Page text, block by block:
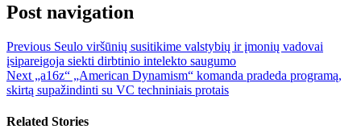
Post navigation
Previous Seulo viršūnių susitikime valstybių ir įmonių vadovai
įsipareigoja siekti dirbtinio intelekto saugumo
Next „a16z“ „American Dynamism“ komanda pradeda programą,
skirtą supažindinti su VC techniniais protais
Related Stories